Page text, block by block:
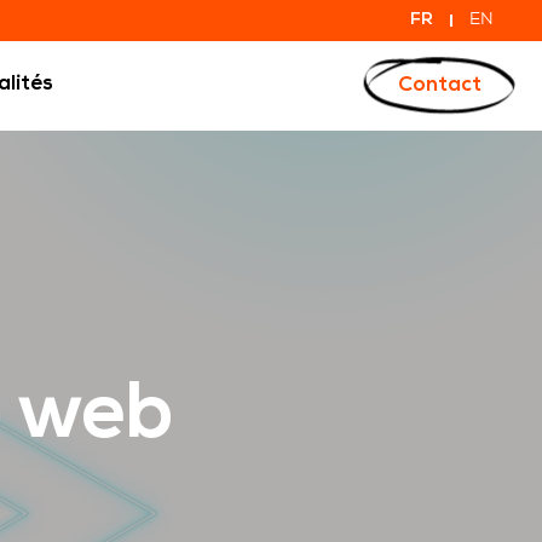
FR EN
Agence Digitale
CRÉATION DE SITE WORDPRESS
CRÉATION DE SITE DE CHALLENGE
Contact
web